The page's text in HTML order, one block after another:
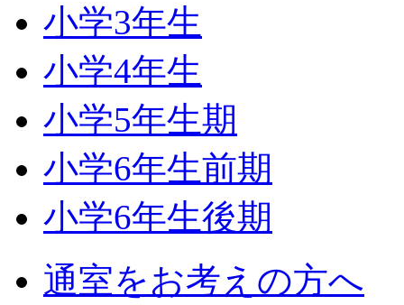
小学3年生
小学4年生
小学5年生期
小学6年生前期
小学6年生後期
通室をお考えの方へ